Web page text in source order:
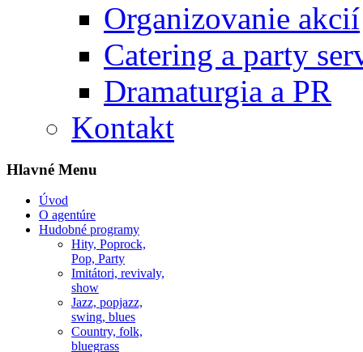
Organizovanie akcií
Catering a party
Dramaturgia a PR
Kontakt
Hlavné Menu
Úvod
O agentúre
Hudobné programy
Hity, Poprock,
Pop, Party
Imitátori, revivaly,
show
Jazz, popjazz,
swing, blues
Country, folk,
bluegrass